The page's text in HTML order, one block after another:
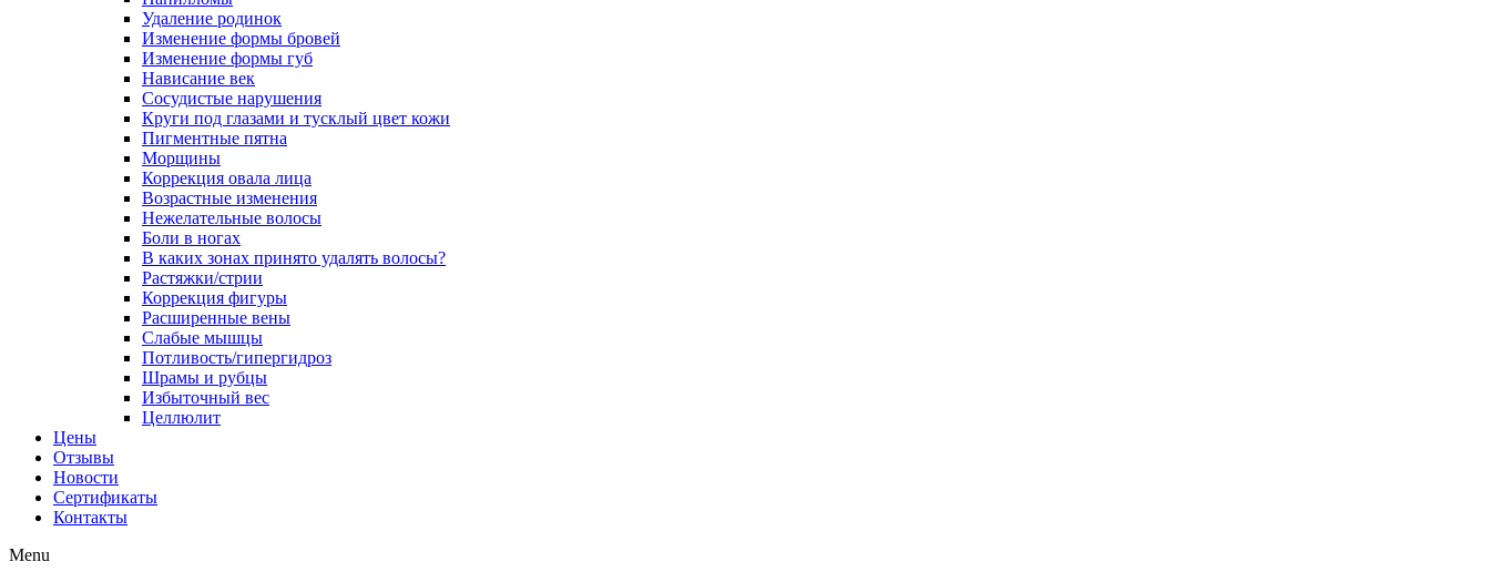
Удаление родинок
Изменение формы бровей
Изменение формы губ
Нависание век
Сосудистые нарушения
Круги под глазами и тусклый цвет кожи
Пигментные пятна
Морщины
Коррекция овала лица
Возрастные изменения
Нежелательные волосы
Боли в ногах
В каких зонах принято удалять волосы?
Растяжки/стрии
Коррекция фигуры
Расширенные вены
Слабые мышцы
Потливость/гипергидроз
Шрамы и рубцы
Избыточный вес
Целлюлит
Цены
Отзывы
Новости
Сертификаты
Контакты
Menu